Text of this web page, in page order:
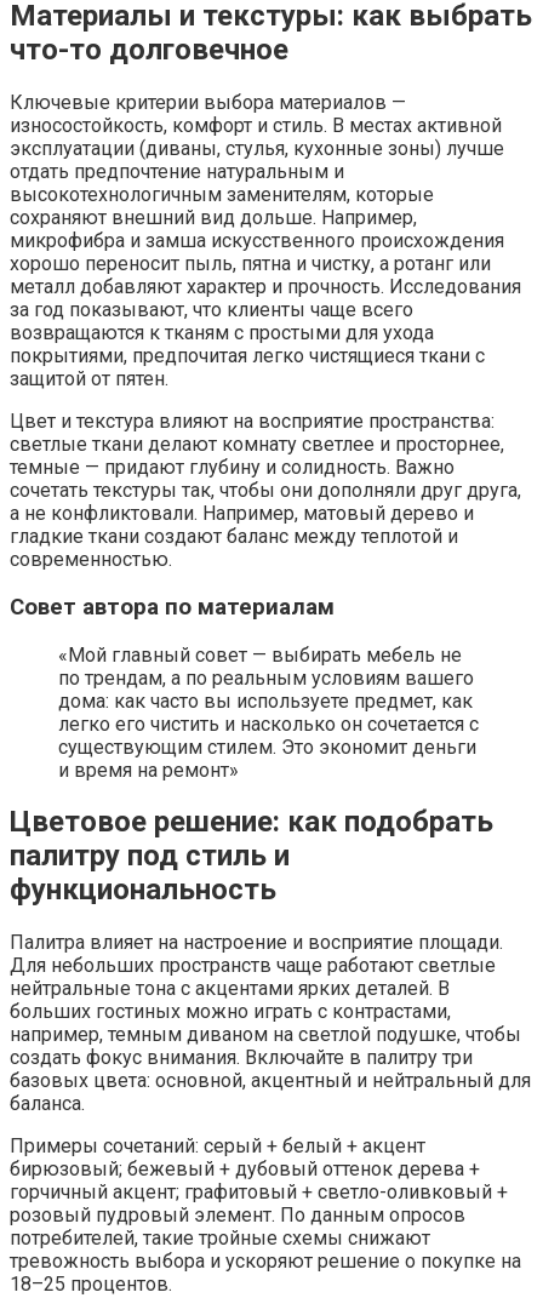
Материалы и текстуры: как выбрать
что-то долговечное
Ключевые критерии выбора материалов —
износостойкость, комфорт и стиль. В местах активной
эксплуатации (диваны, стулья, кухонные зоны) лучше
отдать предпочтение натуральным и
высокотехнологичным заменителям, которые
сохраняют внешний вид дольше. Например,
микрофибра и замша искусственного происхождения
хорошо переносит пыль, пятна и чистку, а ротанг или
металл добавляют характер и прочность. Исследования
за год показывают, что клиенты чаще всего
возвращаются к тканям с простыми для ухода
покрытиями, предпочитая легко чистящиеся ткани с
защитой от пятен.
Цвет и текстура влияют на восприятие пространства:
светлые ткани делают комнату светлее и просторнее,
темные — придают глубину и солидность. Важно
сочетать текстуры так, чтобы они дополняли друг друга,
а не конфликтовали. Например, матовый дерево и
гладкие ткани создают баланс между теплотой и
современностью.
Совет автора по материалам
«Мой главный совет — выбирать мебель не
по трендам, а по реальным условиям вашего
дома: как часто вы используете предмет, как
легко его чистить и насколько он сочетается с
существующим стилем. Это экономит деньги
и время на ремонт»
Цветовое решение: как подобрать
палитру под стиль и
функциональность
Палитра влияет на настроение и восприятие площади.
Для небольших пространств чаще работают светлые
нейтральные тона с акцентами ярких деталей. В
больших гостиных можно играть с контрастами,
например, темным диваном на светлой подушке, чтобы
создать фокус внимания. Включайте в палитру три
базовых цвета: основной, акцентный и нейтральный для
баланса.
Примеры сочетаний: серый + белый + акцент
бирюзовый; бежевый + дубовый оттенок дерева +
горчичный акцент; графитовый + светло-оливковый +
розовый пудровый элемент. По данным опросов
потребителей, такие тройные схемы снижают
тревожность выбора и ускоряют решение о покупке на
18–25 процентов.